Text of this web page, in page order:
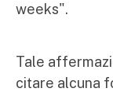
weeks".
Tale
citare alcuna